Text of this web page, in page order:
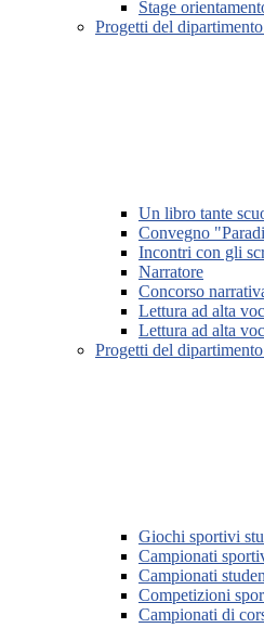
Stage
Progetti del
Un libro tante
Convegno
Incontri con gli
Narratore
Concorso
Lettura ad alta
Lettura ad alta
Progetti del
Giochi sportivi
Campionati
Campionati
Competizioni
Campionati di